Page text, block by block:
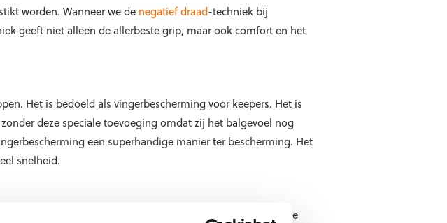
worden. Wanneer we de negatief draad-techniek bij
geeft niet alleen de allerbeste grip, maar ook comfort en het
Het is bedoeld als vingerbescherming voor keepers. Het is
deze speciale toevoeging omdat zij het balgevoel nog
een superhandige manier ter bescherming. Het
snelheid.
die worden samengevoegd in één keepershandschoen. De